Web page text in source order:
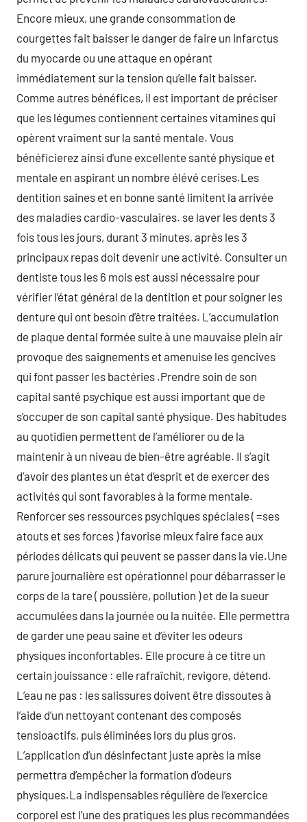
Encore mieux, une grande consommation de
courgettes fait baisser le danger de faire un infarctus
du myocarde ou une attaque en opérant
immédiatement sur la tension qu’elle fait baisser.
Comme autres bénéfices, il est important de préciser
que les légumes contiennent certaines vitamines qui
opèrent vraiment sur la santé mentale. Vous
bénéficierez ainsi d’une excellente santé physique et
mentale en aspirant un nombre élévé cerises.Les
dentition saines et en bonne santé limitent la arrivée
des maladies cardio-vasculaires. se laver les dents 3
fois tous les jours, durant 3 minutes, après les 3
principaux repas doit devenir une activité. Consulter un
dentiste tous les 6 mois est aussi nécessaire pour
vérifier l’état général de la dentition et pour soigner les
denture qui ont besoin d’être traitées. L’accumulation
de plaque dental formée suite à une mauvaise plein air
provoque des saignements et amenuise les gencives
qui font passer les bactéries .Prendre soin de son
capital santé psychique est aussi important que de
s’occuper de son capital santé physique. Des habitudes
au quotidien permettent de l’améliorer ou de la
maintenir à un niveau de bien-être agréable. Il s’agit
d’avoir des plantes un état d’esprit et de exercer des
activités qui sont favorables à la forme mentale.
Renforcer ses ressources psychiques spéciales ( =ses
atouts et ses forces ) favorise mieux faire face aux
périodes délicats qui peuvent se passer dans la vie.Une
parure journalière est opérationnel pour débarrasser le
corps de la tare ( poussière, pollution ) et de la sueur
accumulées dans la journée ou la nuitée. Elle permettra
de garder une peau saine et d’éviter les odeurs
physiques inconfortables. Elle procure à ce titre un
certain jouissance : elle rafraîchit, revigore, détend.
L’eau ne pas : les salissures doivent être dissoutes à
l’aide d’un nettoyant contenant des composés
tensioactifs, puis éliminées lors du plus gros.
L’application d’un désinfectant juste après la mise
permettra d’empêcher la formation d’odeurs
physiques.La indispensables régulière de l’exercice
corporel est l’une des pratiques les plus recommandées